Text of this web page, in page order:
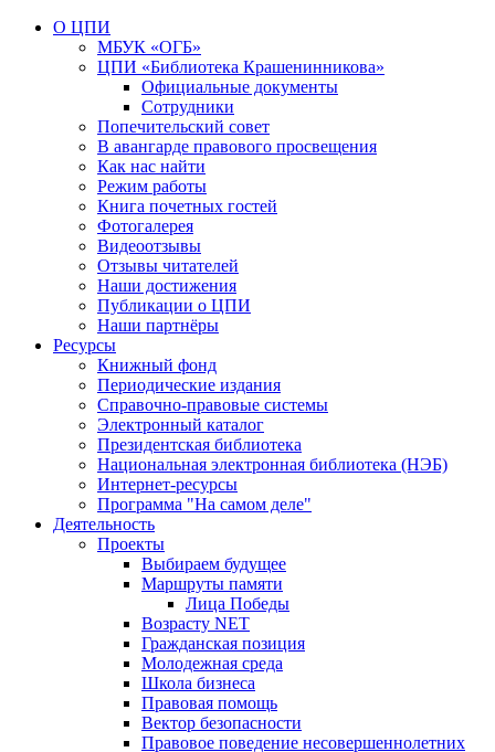
О ЦПИ
МБУК «ОГБ»
ЦПИ «Библиотека Крашенинникова»
Официальные документы
Сотрудники
Попечительский совет
В авангарде правового просвещения
Как нас найти
Режим работы
Книга почетных гостей
Фотогалерея
Видеоотзывы
Отзывы читателей
Наши достижения
Публикации о ЦПИ
Наши партнёры
Ресурсы
Книжный фонд
Периодические издания
Справочно-правовые системы
Электронный каталог
Президентская библиотека
Национальная электронная библиотека (НЭБ)
Интернет-ресурсы
Программа "На самом деле"
Деятельность
Проекты
Выбираем будущее
Маршруты памяти
Лица Победы
Возрасту NET
Гражданская позиция
Молодежная среда
Школа бизнеса
Правовая помощь
Вектор безопасности
Правовое поведение несовершеннолетних